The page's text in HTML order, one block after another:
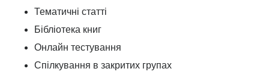
Тематичні статті
Бібліотека книг
Онлайн тестування
Спілкування в закритих групах